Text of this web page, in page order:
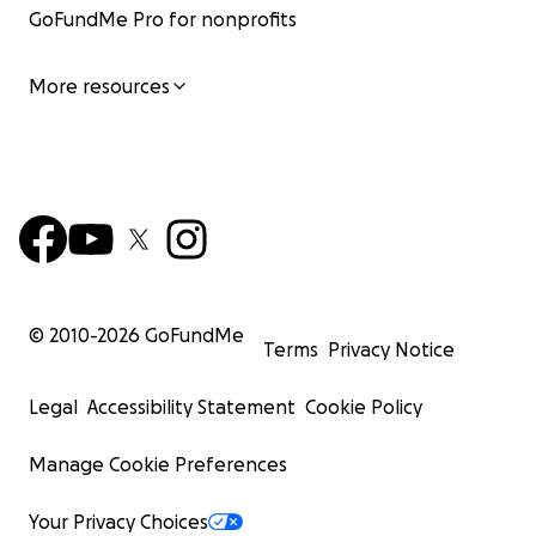
politischen Themen und möchte unter anderem im
Schulterschluß mit dem Aktionsbündnis fair share! die
Geschlechtergerechtigkeit im Kunstbetrieb forcieren,
*
Gründung und erstes Treffen am 25. Februar in
GoFundMe Pro for nonprofits
More resources
© 2010-2026 GoFundMe
Terms Privacy Notice
Legal Accessibility Statement Cookie Policy
Manage Cookie Preferences
Your Privacy Choices